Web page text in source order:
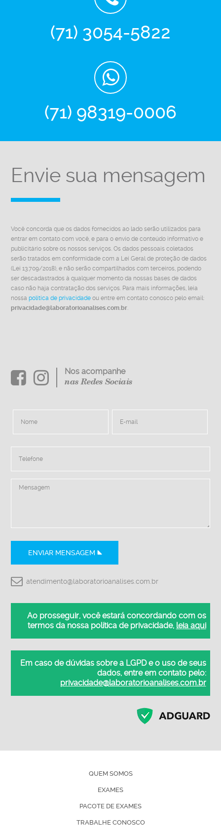
(71) 3054-5822
(71) 98319-0006
Envie sua mensagem
Você concorda que os dados fornecidos ao lado serão utilizados para
entrar em contato com você, e para o envio de conteúdo informativo e
publicitário sobre os nossos serviços. Os dados pessoais coletados
serão tratados em conformidade com a Lei Geral de proteção de dados
(Lei 13.709/2018), e não serão compartilhados com terceiros, podendo
ser descadastrados à qualquer momento da nossas bases de dados
caso não haja contratação dos serviços. Para mais informações, leia
nossapolítica de privacidade ou entre em contato conosco pelo email:
privacidade@laboratorioanalises.com.br
Nos acompanhe
nas Redes Sociais
ENVIAR MENSAGEM
atendimento@laboratorioanalises.com.br
Ao prosseguir, você estará concordando com os
termos da nossa política de privacidade, leia aqui
Em caso de dúvidas sobre a LGPD e o uso de seus
dados, entre em contato pelo:
privacidade@laboratorioanalises.com.br
QUEM SOMOS
EXAMES
PACOTE DE EXAMES
TRABALHE CONOSCO